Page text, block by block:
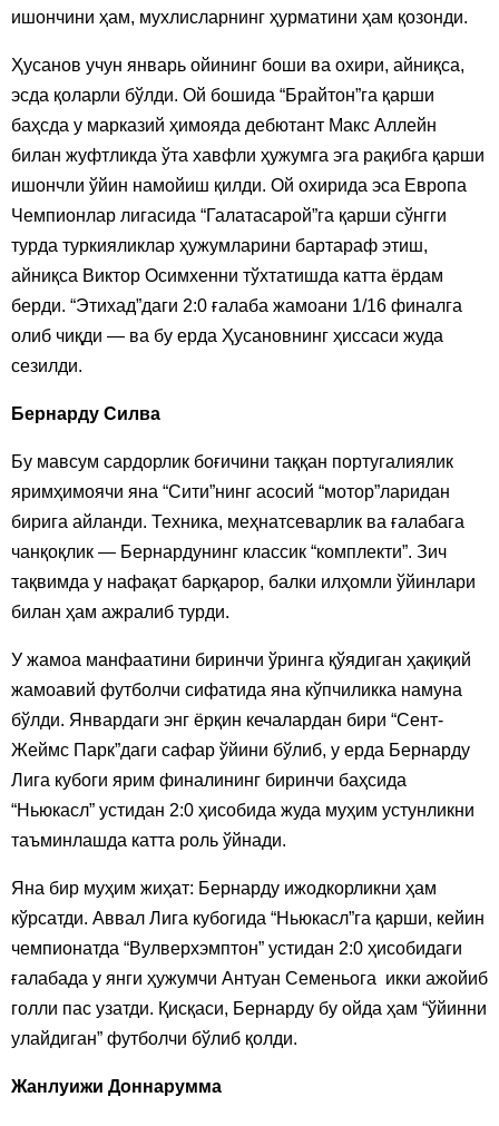
ишончини ҳам, мухлисларнинг ҳурматини ҳам қозонди.
Ҳусанов учун январь ойининг боши ва охири, айниқса,
эсда қоларли бўлди. Ой бошида “Брайтон”га қарши
баҳсда у марказий ҳимояда дебютант Макс Аллейн
билан жуфтликда ўта хавфли ҳужумга эга рақибга қарши
ишончли ўйин намойиш қилди. Ой охирида эса Европа
Чемпионлар лигасида “Галатасарой”га қарши сўнгги
турда туркияликлар ҳужумларини бартараф этиш,
айниқса Виктор Осимхенни тўхтатишда катта ёрдам
берди. “Этихад”даги 2:0 ғалаба жамоани 1/16 финалга
олиб чиқди — ва бу ерда Ҳусановнинг ҳиссаси жуда
сезилди.
Бернарду Силва
Бу мавсум сардорлик боғичини таққан португалиялик
яримҳимоячи яна “Сити”нинг асосий “мотор”ларидан
бирига айланди. Техника, меҳнатсеварлик ва ғалабага
чанқоқлик — Бернардунинг классик “комплекти”. Зич
тақвимда у нафақат барқарор, балки илҳомли ўйинлари
билан ҳам ажралиб турди.
У жамоа манфаатини биринчи ўринга қўядиган ҳақиқий
жамоавий футболчи сифатида яна кўпчиликка намуна
бўлди. Январдаги энг ёрқин кечалардан бири “Сент-
Жеймс Парк”даги сафар ўйини бўлиб, у ерда Бернарду
Лига кубоги ярим финалининг биринчи баҳсида
“Ньюкасл” устидан 2:0 ҳисобида жуда муҳим устунликни
таъминлашда катта роль ўйнади.
Яна бир муҳим жиҳат: Бернарду ижодкорликни ҳам
кўрсатди. Аввал Лига кубогида “Ньюкасл”га қарши, кейин
чемпионатда “Вулверхэмптон” устидан 2:0 ҳисобидаги
ғалабада у янги ҳужумчи Антуан Семеньога икки ажойиб
голли пас узатди. Қисқаси, Бернарду бу ойда ҳам “ўйинни
улайдиган” футболчи бўлиб қолди.
Жанлуижи Доннарумма